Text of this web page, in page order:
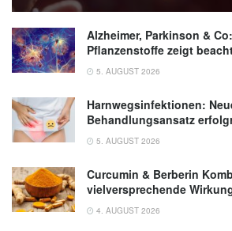
Alzheimer, Parkinson &
Pflanzenstoffe zeigt
5. AUGUST 2026
Harnwegsinfektionen:
Behandlungsansatz
5. AUGUST 2026
Curcumin & Berberin
vielversprechende
4. AUGUST 2026